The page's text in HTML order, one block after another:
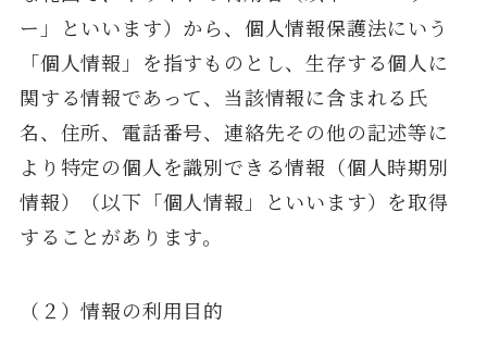
ー」といいます）から、個人情報保護法にいう
「個人情報」を指すものとし、生存する個人に
関する情報であって、当該情報に含まれる氏
名、住所、電話番号、連絡先その他の記述等に
より特定の個人を識別できる情報（個人時期別
情報）（以下「個人情報」といいます）を取得
することがあります。
（２）情報の利用目的